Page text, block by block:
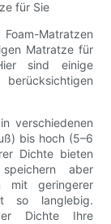
für Sie
Matratzen
Matratze für
sind einige
verschiedenen
bis hoch (5–6
Dichte bieten
aber
mit geringerer
so langlebig.
Dichte Ihre